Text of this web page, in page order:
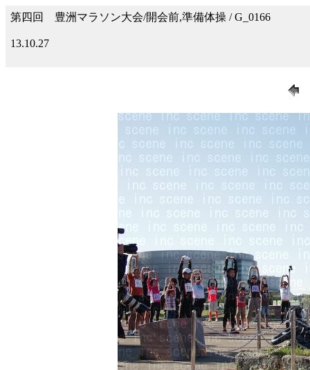
第四回 豊洲マラソン大会/開会前,準備体操 / G_0166
13.10.27